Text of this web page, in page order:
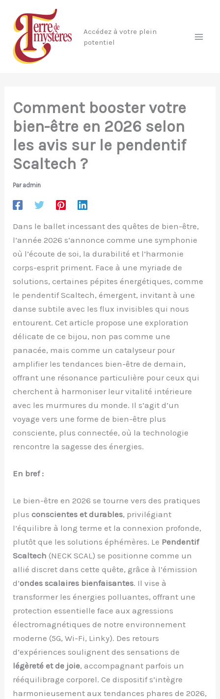
contenu
Accédez à votre plein
potentiel
Comment booster votre
bien-être en 2026 selon
les avis sur le pendentif
Scaltech ?
Par admin
Dans le ballet incessant des quêtes de bien-être,
l’année 2026 s’annonce comme une symphonie
où l’écoute de soi, la durabilité et l’harmonie
corps-esprit priment. Face à une myriade de
solutions, certaines pépites énergétiques, comme
le pendentif Scaltech, émergent, invitant à une
danse subtile avec les flux invisibles qui nous
entourent. Cet article propose une exploration
délicate de ce bijou, non pas comme une
panacée, mais comme un catalyseur pour
amplifier les tendances bien-être de demain,
offrant une résonance particulière pour ceux qui
cherchent à harmoniser leur vitalité intérieure
avec les murmures du monde. Il s’agit d’un
voyage vers une forme de bien-être plus
consciente, plus connectée, où la technologie
rencontre la sagesse des énergies.
En bref :
Le bien-être en 2026 se tourne vers des pratiques
plusconscientes et durables, privilégiant
l’équilibre à long terme et la connexion profonde,
plutôt que les solutions éphémères. Le Pendentif
Scaltech (NECK SCAL) se positionne comme un
allié discret dans cette quête, grâce à l’émission
d’ondes scalaires bienfaisantes. Il vise à
transformer les énergies polluantes, offrant une
protection essentielle face aux agressions
électromagnétiques de notre environnement
moderne (5G, Wi-Fi, Linky). Des retours
d’expériences soulignent des sensations de
légèreté et de joie, accompagnant parfois un
rééquilibrage corporel. Ce dispositif s’intègre
harmonieusement aux tendances phares de 2026,